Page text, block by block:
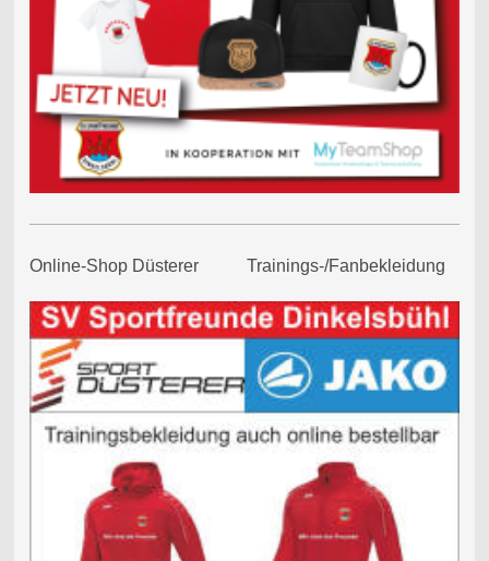
Online-Shop Düsterer Trainings-/Fanbekleidung